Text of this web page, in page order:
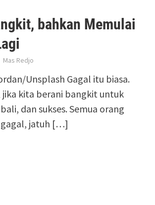
bahkan Memulai
Mas Redjo
Unsplash Gagal itu biasa.
jika kita berani bangkit untuk
dan sukses. Semua orang
jatuh […]